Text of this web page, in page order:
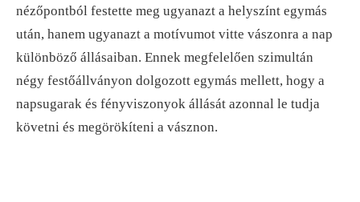
nézőpontból festette meg ugyanazt a helyszínt egymás
után, hanem ugyanazt a motívumot vitte vászonra a nap
különböző állásaiban. Ennek megfelelően szimultán
négy festőállványon dolgozott egymás mellett, hogy a
napsugarak és fényviszonyok állását azonnal le tudja
követni és megörökíteni a vásznon.